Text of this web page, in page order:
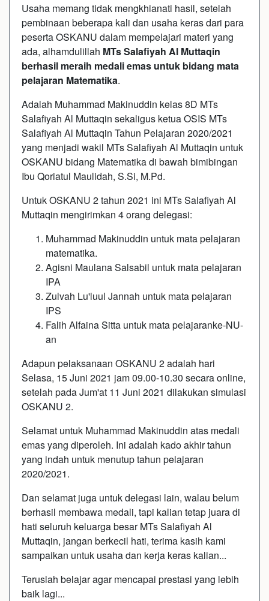
Usaha memang tidak mengkhianati hasil, setelah
pembinaan beberapa kali dan usaha keras dari para
peserta OSKANU dalam mempelajari materi yang
ada, alhamdulillah MTs Salafiyah Al Muttaqin
berhasil meraih medali emas untuk bidang mata
pelajaran Matematika.
Adalah Muhammad Makinuddin kelas 8D MTs
Salafiyah Al Muttaqin sekaligus ketua OSIS MTs
Salafiyah Al Muttaqin Tahun Pelajaran 2020/2021
yang menjadi wakil MTs Salafiyah Al Muttaqin untuk
OSKANU bidang Matematika di bawah bimibingan
Ibu Qoriatul Maulidah, S.Si, M.Pd.
Untuk OSKANU 2 tahun 2021 ini MTs Salafiyah Al
Muttaqin mengirimkan 4 orang delegasi:
Muhammad Makinuddin untuk mata pelajaran
matematika.
Agisni Maulana Salsabil untuk mata pelajaran
IPA
Zulvah Lu'luul Jannah untuk mata pelajaran
IPS
Falih Alfaina Sitta untuk mata pelajaranke-NU-
an
Adapun pelaksanaan OSKANU 2 adalah hari
Selasa, 15 Juni 2021 jam 09.00-10.30 secara online,
setelah pada Jum'at 11 Juni 2021 dilakukan simulasi
OSKANU 2.
Selamat untuk Muhammad Makinuddin atas medali
emas yang diperoleh. Ini adalah kado akhir tahun
yang indah untuk menutup tahun pelajaran
2020/2021.
Dan selamat juga untuk delegasi lain, walau belum
berhasil membawa medali, tapi kalian tetap juara di
hati seluruh keluarga besar MTs Salafiyah Al
Muttaqin, jangan berkecil hati, terima kasih kami
sampaikan untuk usaha dan kerja keras kalian...
Teruslah belajar agar mencapai prestasi yang lebih
baik lagi...